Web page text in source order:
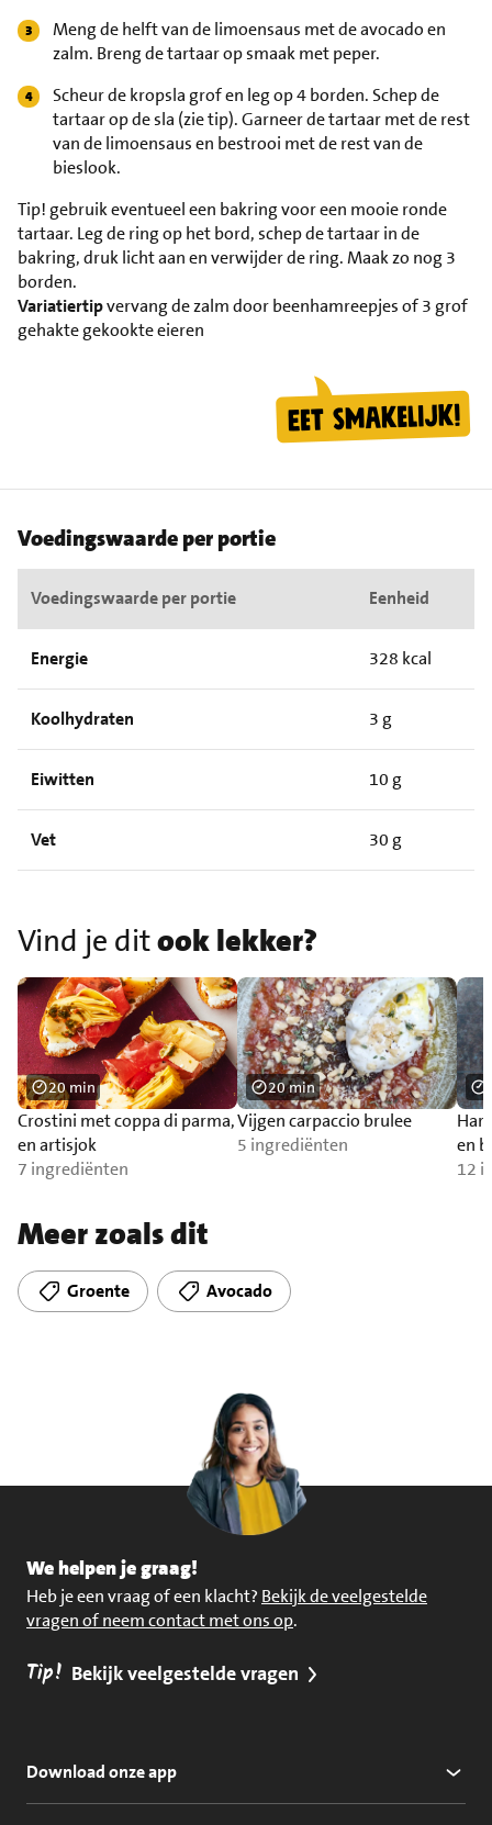
Meng de helft van de limoensaus met de avocado en
zalm. Breng de tartaar op smaak met peper.
Scheur de kropsla grof en leg op 4 borden. Schep de
tartaar op de sla (zie tip). Garneer de tartaar met de rest
van de limoensaus en bestrooi met de rest van de
bieslook.
Tip! gebruik eventueel een bakring voor een mooie ronde
tartaar. Leg de ring op het bord, schep de tartaar in de
bakring, druk licht aan en verwijder de ring. Maak zo nog 3
borden.
Variatiertipvervang de zalm door beenhamreepjes of 3 grof
gehakte gekookte eieren
Voedingswaarde per portie
Voedingswaarde per portie Eenheid
Energie 328 kcal
Koolhydraten 3 g
Eiwitten 10 g
Vet 30 g
Vind je ditook lekker?
Crostini met coppa di parma,
en artisjok
7 ingrediënten
20 min
Vijgen carpaccio brulee
5 ingrediënten
20 min
en
12
Meer zoals dit
Groente Avocado
We helpen je graag!
Heb je een vraag of een klacht? Bekijk de veelgestelde
vragen of neem contact met ons op.
Tip! Bekijk veelgestelde vragen
Download onze app